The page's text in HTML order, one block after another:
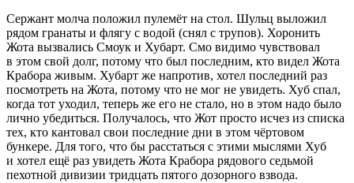
Сержант молча положил пулемёт на стол. Шульц выложил
рядом гранаты и флягу с водой (снял с трупов). Хоронить
Жота вызвались Смоук и Хубарт. Смо видимо чувствовал
в этом свой долг, потому что был последним, кто видел Жота
Крабора живым. Хубарт же напротив, хотел последний раз
посмотреть на Жота, потому что не мог не увидеть. Хуб спал,
когда тот уходил, теперь же его не стало, но в этом надо было
лично убедиться. Получалось, что Жот просто исчез из списка
тех, кто кантовал свои последние дни в этом чёртовом
бункере. Для того, что бы расстаться с этими мыслями Хуб
и хотел ещё раз увидеть Жота Крабора рядового седьмой
пехотной дивизии тридцать пятого дозорного взвода.